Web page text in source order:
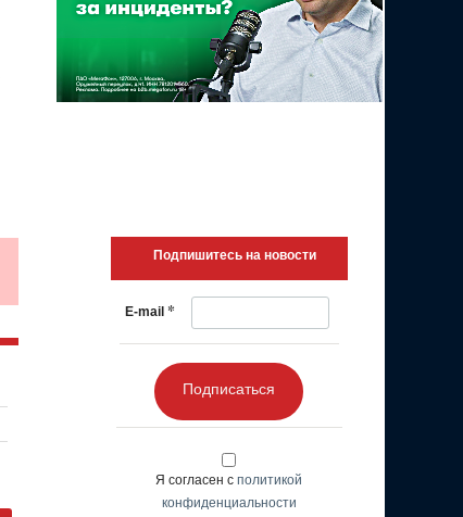
Подпишитесь на новости
E-mail *
Подписаться
Я согласен с политикой
конфиденциальности